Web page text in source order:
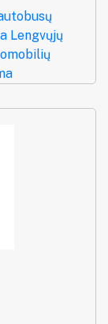
Lengvųjų